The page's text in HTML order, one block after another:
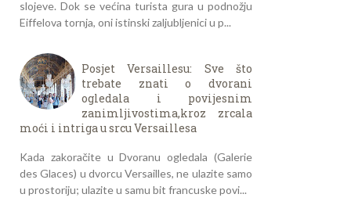
slojeve. Dok se većina turista gura u podnožju
Eiffelova tornja, oni istinski zaljubljenici u p...
Posjet Versaillesu: Sve što
trebate znati o dvorani
ogledala i povijesnim
zanimljivostima,kroz zrcala
moći i intriga u srcu Versaillesa
Kada zakoračite u Dvoranu ogledala (Galerie
des Glaces) u dvorcu Versailles, ne ulazite samo
u prostoriju; ulazite u samu bit francuske povi...